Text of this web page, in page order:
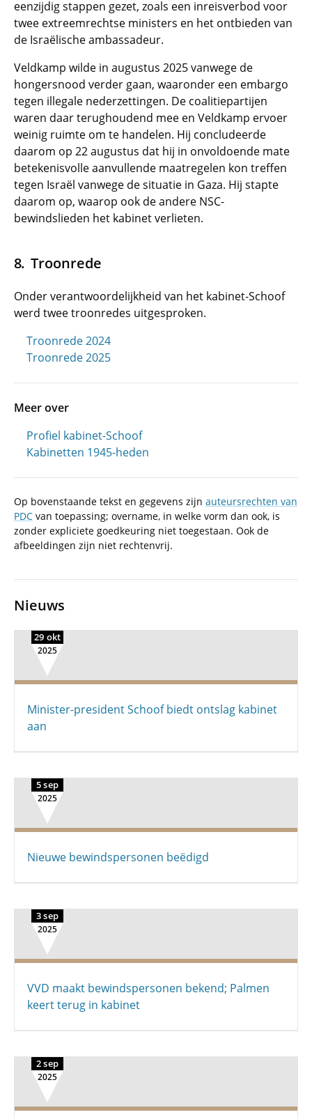
eenzijdig stappen gezet, zoals een inreisverbod voor
twee extreemrechtse ministers en het ontbieden van
de Israëlische ambassadeur.
Veldkamp wilde in augustus 2025 vanwege de
hongersnood verder gaan, waaronder een embargo
tegen illegale nederzettingen. De coalitiepartijen
waren daar terughoudend mee en Veldkamp ervoer
weinig ruimte om te handelen. Hij concludeerde
daarom op 22 augustus dat hij in onvoldoende mate
betekenisvolle aanvullende maatregelen kon treffen
tegen Israël vanwege de situatie in Gaza. Hij stapte
daarom op, waarop ook de andere NSC-
bewindslieden het kabinet verlieten.
Troonrede
Onder verantwoordelijkheid van het kabinet-Schoof
werd twee troonredes uitgesproken.
Troonrede 2024
Troonrede 2025
Meer over
Profiel kabinet-Schoof
Kabinetten 1945-heden
Op bovenstaande tekst en gegevens zijn auteursrechten van
PDC van toepassing; overname, in welke vorm dan ook, is
zonder expliciete goedkeuring niet toegestaan. Ook de
afbeeldingen zijn niet rechtenvrij.
Nieuws
29 okt
2025
Minister-president Schoof biedt ontslag kabinet
aan
5 sep
2025
Nieuwe bewindspersonen beëdigd
3 sep
2025
VVD maakt bewindspersonen bekend; Palmen
keert terug in kabinet
2 sep
2025